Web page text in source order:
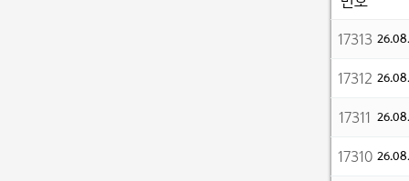
17313
17312
17311
17310